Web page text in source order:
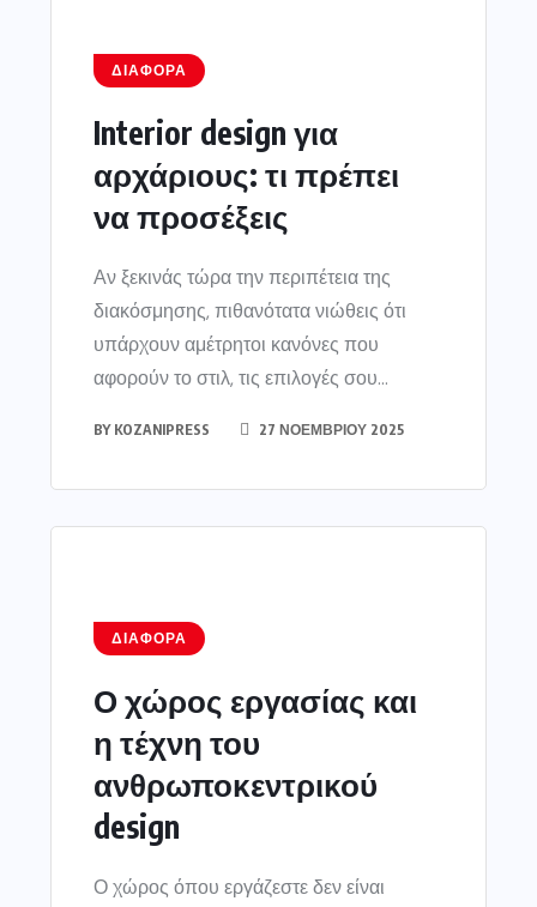
ΔΙΆΦΟΡΑ
Interior design για
αρχάριους: τι πρέπει
να προσέξεις
Αν ξεκινάς τώρα την περιπέτεια της
διακόσμησης, πιθανότατα νιώθεις ότι
υπάρχουν αμέτρητοι κανόνες που
αφορούν το στιλ, τις επιλογές σου...
BY KOZANIPRESS 27 ΝΟΕΜΒΡΊΟΥ 2025
ΔΙΆΦΟΡΑ
Ο χώρος εργασίας και
η τέχνη του
ανθρωποκεντρικού
design
Ο χώρος όπου εργάζεστε δεν είναι